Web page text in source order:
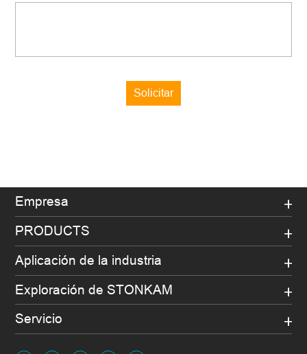
Solicitar
Empresa
PRODUCTS
Aplicación de la industria
Exploración de STONKAM
Servicio